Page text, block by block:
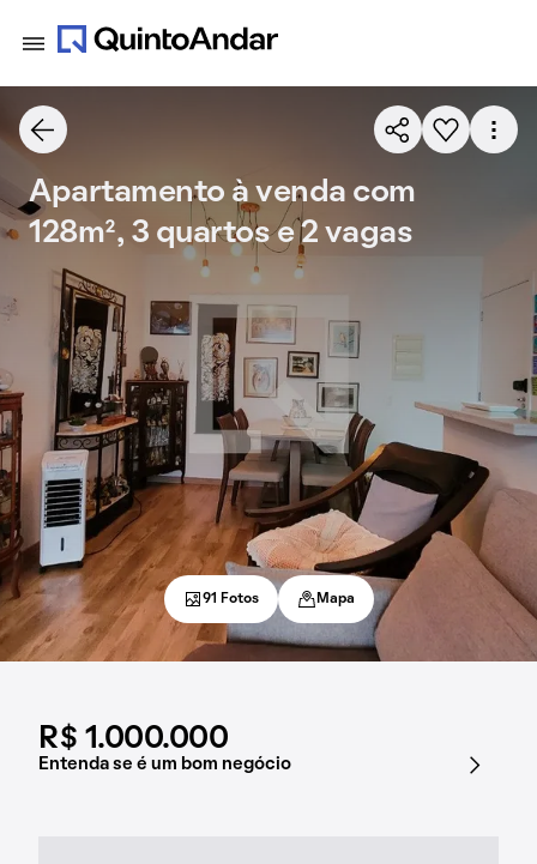
R$ 1.000.000
Entenda se é um bom negócio
Apartamento à venda com
128m², 3 quartos e 2 vagas
91 Fotos Mapa